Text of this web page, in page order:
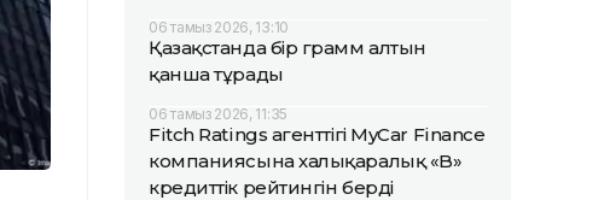
06 тамыз 2026, 13:10
Қазақстанда бір грамм алтын
қанша тұрады
06 тамыз 2026, 11:35
Fitch Ratings агенттігі MyCar Finance
компаниясына халықаралық «B»
кредиттік рейтингін берді